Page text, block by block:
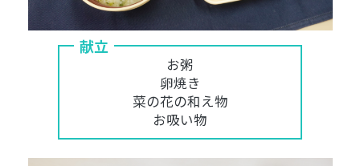
献立
お粥
卵焼き
菜の花の和え物
お吸い物